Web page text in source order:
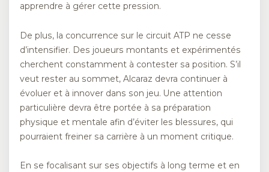
apprendre à gérer cette pression.
De plus, la concurrence sur le circuit ATP ne cesse
d’intensifier. Des joueurs montants et expérimentés
cherchent constamment à contester sa position. S’il
veut rester au sommet, Alcaraz devra continuer à
évoluer et à innover dans son jeu. Une attention
particulière devra être portée à sa préparation
physique et mentale afin d’éviter les blessures, qui
pourraient freiner sa carrière à un moment critique.
En se focalisant sur ses objectifs à long terme et en